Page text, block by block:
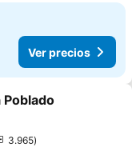
Ver precios
favoritos
3.965